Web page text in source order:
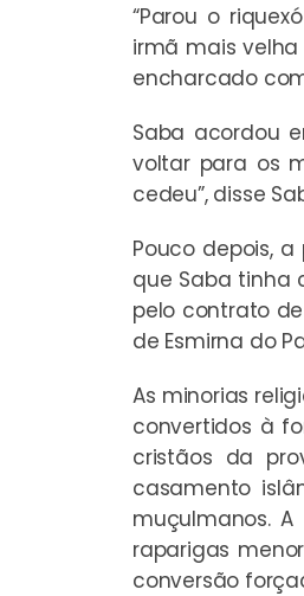
“Parou o
irmã mais
encharcado
Saba acordou
voltar para os
cedeu”, disse
Pouco depois,
que Saba tinha
pelo contrato
de Esmirna do
As minorias
convertidos à
cristãos da
casamento
muçulmanos.
raparigas
conversão